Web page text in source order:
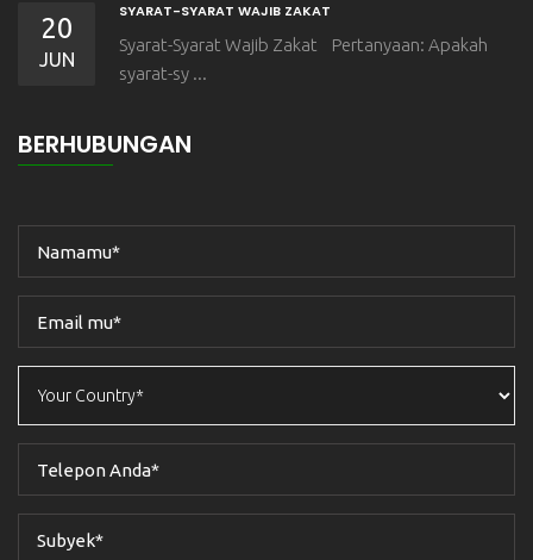
20
JUN
SYARAT-SYARAT WAJIB ZAKAT
Syarat-Syarat Wajib Zakat Pertanyaan: Apakah
syarat-sy ...
BERHUBUNGAN